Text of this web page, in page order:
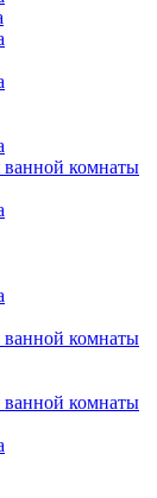
ванной комнаты
ванной комнаты
ванной комнаты